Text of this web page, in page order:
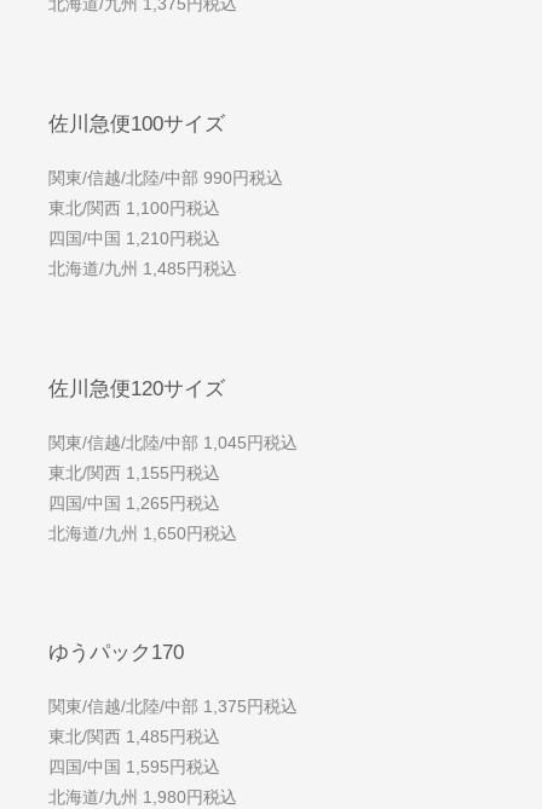
佐川急便100サイズ
関東/信越/北陸/中部 990円税込
東北/関西 1,100円税込
四国/中国 1,210円税込
北海道/九州 1,485円税込
佐川急便120サイズ
関東/信越/北陸/中部 1,045円税込
東北/関西 1,155円税込
四国/中国 1,265円税込
北海道/九州 1,650円税込
ゆうパック170
関東/信越/北陸/中部 1,375円税込
東北/関西 1,485円税込
四国/中国 1,595円税込
北海道/九州 1,980円税込